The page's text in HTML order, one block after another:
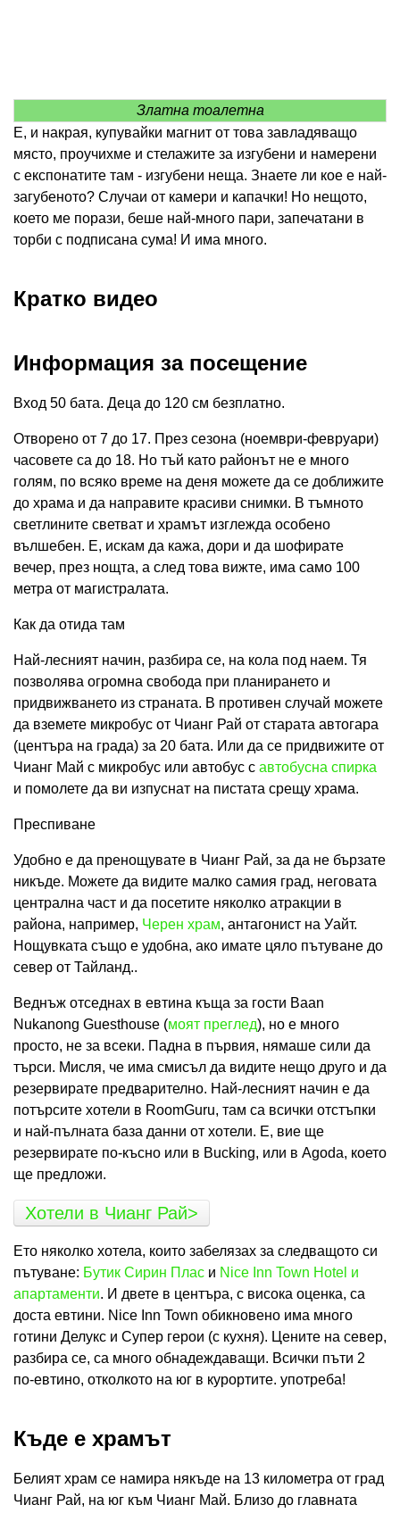
Златна тоалетна
Е, и накрая, купувайки магнит от това завладяващо
място, проучихме и стелажите за изгубени и намерени
с експонатите там - изгубени неща. Знаете ли кое е най-
загубеното? Случаи от камери и капачки! Но нещото,
което ме порази, беше най-много пари, запечатани в
торби с подписана сума! И има много.
Кратко видео
Информация за посещение
Вход 50 бата. Деца до 120 см безплатно.
Отворено от 7 до 17. През сезона (ноември-февруари)
часовете са до 18. Но тъй като районът не е много
голям, по всяко време на деня можете да се доближите
до храма и да направите красиви снимки. В тъмното
светлините светват и храмът изглежда особено
вълшебен. Е, искам да кажа, дори и да шофирате
вечер, през нощта, а след това вижте, има само 100
метра от магистралата.
Как да отида там
Най-лесният начин, разбира се, на кола под наем. Тя
позволява огромна свобода при планирането и
придвижването из страната. В противен случай можете
да вземете микробус от Чианг Рай от старата автогара
(центъра на града) за 20 бата. Или да се придвижите от
Чианг Май с микробус или автобус с автобусна спирка
и помолете да ви изпуснат на пистата срещу храма.
Преспиване
Удобно е да пренощувате в Чианг Рай, за да не бързате
никъде. Можете да видите малко самия град, неговата
централна част и да посетите няколко атракции в
района, например, Черен храм, антагонист на Уайт.
Нощувката също е удобна, ако имате цяло пътуване до
север от Тайланд..
Веднъж отседнах в евтина къща за гости Baan
Nukanong Guesthouse (моят преглед), но е много
просто, не за всеки. Падна в първия, нямаше сили да
търси. Мисля, че има смисъл да видите нещо друго и да
резервирате предварително. Най-лесният начин е да
потърсите хотели в RoomGuru, там са всички отстъпки
и най-пълната база данни от хотели. Е, вие ще
резервирате по-късно или в Bucking, или в Agoda, което
ще предложи.
Хотели в Чианг Рай>
Ето няколко хотела, които забелязах за следващото си
пътуване: Бутик Сирин Плас и Nice Inn Town Hotel и
апартаменти. И двете в центъра, с висока оценка, са
доста евтини. Nice Inn Town обикновено има много
готини Делукс и Супер герои (с кухня). Цените на север,
разбира се, са много обнадеждаващи. Всички пъти 2
по-евтино, отколкото на юг в курортите. употреба!
Къде е храмът
Белият храм се намира някъде на 13 километра от град
Чианг Рай, на юг към Чианг Май. Близо до главната